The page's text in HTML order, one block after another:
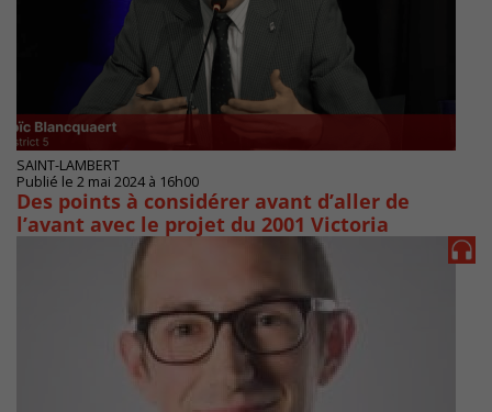
SAINT-LAMBERT
Publié le 2 mai 2024 à 16h00
Des points à considérer avant d’aller de
l’avant avec le projet du 2001 Victoria